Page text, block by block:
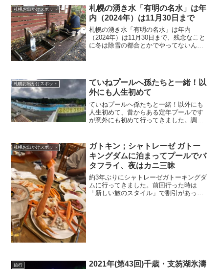
札幌お出かけスポット
札幌の湧き水「有明の名水」は年
内（2024年）は11月30日まで
札幌の湧き水「有明の名水」は年内
（2024年）は11月30日まで、残念なこと
に冬は除雪の都合とかでやってないん
札幌お出かけスポット
ていねプールへ孫たちと一緒！以
外にも人生初めて
ていねプールへ孫たちと一緒！以外にも
人生初めて、昔からある定年プールです
が意外にも初めて行ってきました。調べ
でリーズナブルに一日遊ぶ事ができまし
た。この暑さ屋外プールが良いです。
札幌お出かけスポット
ガトキン；シャトレーゼ ガトー
キングダムに泊まってプールでバ
タフライ、夜はカニ三昧
約3年ぶりにシャトレーゼガトーキングダ
ムに行ってきました。前回行った時は
「新しい旅のスタイル」で割引があった
旅行
2021年(第43回)千歳・支笏湖氷濤